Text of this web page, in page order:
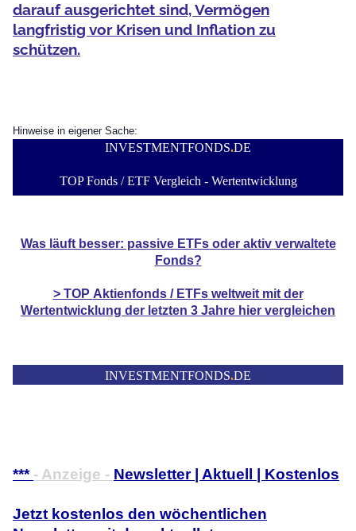
darauf ausgerichtet sind, Vermögen
langfristig vor Krisen und Inflation zu
schützen.
Hinweise in eigener Sache:
INVESTMENTFONDS.DE
TOP Fonds / ETF Vergleich - Wertentwicklung
Was läuft besser: passive ETFs oder aktiv verwaltete
Fonds?
> TOP Aktienfonds / ETFsweltweit mit der
Wertentwicklung der letzten 3 Jahre hier vergleichen
INVESTMENTFONDS.DE
*** - Anzeige - Newsletter | Aktuell | Kostenlos
Jetzt kostenlos den wöchentlichen